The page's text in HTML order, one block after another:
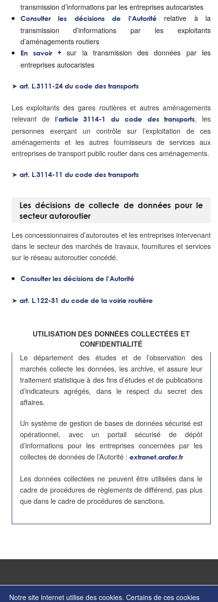
transmission d’informations par les entreprises autocaristes
Consulter les décisions de l’Autoritérelative à la
transmission d’informations par les exploitants
d’aménagements routiers
En savoir +
sur la transmission des données par les
entreprises autocaristes
➤ art. L.3111-24 du code des transports
Les exploitants des gares routières et autres aménagements
relevant del’article 3114-1 du code des transports, les
personnes exerçant un contrôle sur l’exploitation de ces
aménagements et les autres fournisseurs de services aux
entreprises de transport public routier dans ces aménagements.
➤ art. L.3114-11 du code des transports
Les décisions de collecte de données pour le
secteur autoroutier
Les concessionnaires d’autoroutes et les entreprises intervenant
dans le secteur des marchés de travaux, fournitures et services
sur le réseau autoroutier concédé.
Consulter les décisions de l’Autorité
➤ art. L.122-31 du code de la voirie routière
UTILISATION DES DONNÉES COLLECTÉES ET
CONFIDENTIALITÉ
Le département des études et de l’observation des
marchés collecte les données, les archive, et assure leur
traitement statistique à des fins d’études et de publications
d’indicateurs agrégés, dans le respect du secret des
affaires.
Un système de gestion de bases de données sécurisé est
opérationnel, avec un portail sécurisé de dépôt
d’informations pour les entreprises concernées par les
collectes de données de l’Autorité : extranet.arafer.fr
Les données collectées ne peuvent être utilisées dans le
cadre de procédures de règlements de différend, pas plus
que dans le cadre de procédures de sanctions.
Notre site internet utilise des cookies. Certains de ces cookies